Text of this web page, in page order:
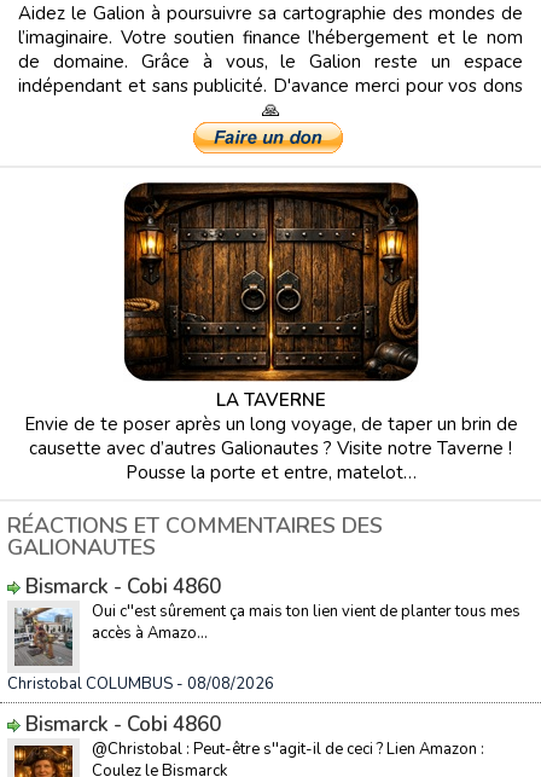
Aidez le Galion à poursuivre sa cartographie des mondes de
l’imaginaire. Votre soutien finance l’hébergement et le nom
de domaine. Grâce à vous, le Galion reste un espace
indépendant et sans publicité. D'avance merci pour vos dons
🙏
LA TAVERNE
Envie de te poser après un long voyage, de taper un brin de
causette avec d’autres Galionautes ? Visite notre Taverne !
Pousse la porte et entre, matelot…
RÉACTIONS ET COMMENTAIRES DES
GALIONAUTES
Bismarck - Cobi 4860
Oui c''est sûrement ça mais ton lien vient de planter tous mes
accès à Amazo...
Christobal COLUMBUS - 08/08/2026
Bismarck - Cobi 4860
@Christobal : Peut-être s''agit-il de ceci ? Lien Amazon :
Coulez le Bismarck